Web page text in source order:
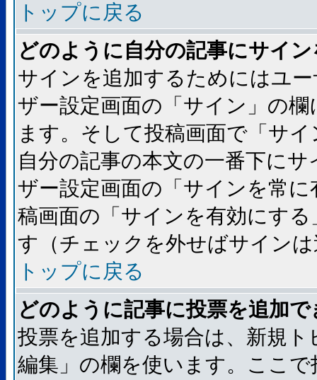
トップに戻る
どのように自分の記事にサイ
サインを追加するためにはユ
ザー設定画面の「サイン」の
ます。そして投稿画面で「サ
自分の記事の本文の一番下に
ザー設定画面の「サインを常
稿画面の「サインを有効にす
す（チェックを外せばサイン
トップに戻る
どのように記事に投票を追加
投票を追加する場合は、新規
編集」の欄を使います。ここ